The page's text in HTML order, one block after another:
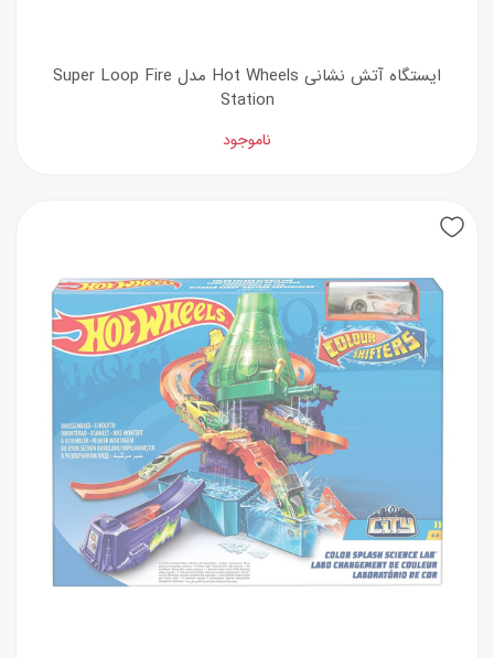
ایستگاه آتش نشانی Hot Wheels مدل Super Loop Fire
Station
ناموجود